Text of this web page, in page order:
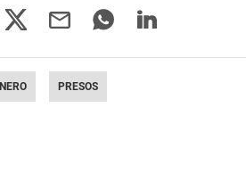
PRESOS